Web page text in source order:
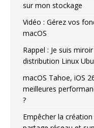
sur mon stockage
Vidéo : Gérez vos
macOS
Rappel : Je suis
distribution Linux
macOS Tahoe, iOS
meilleures
?
Empêcher la